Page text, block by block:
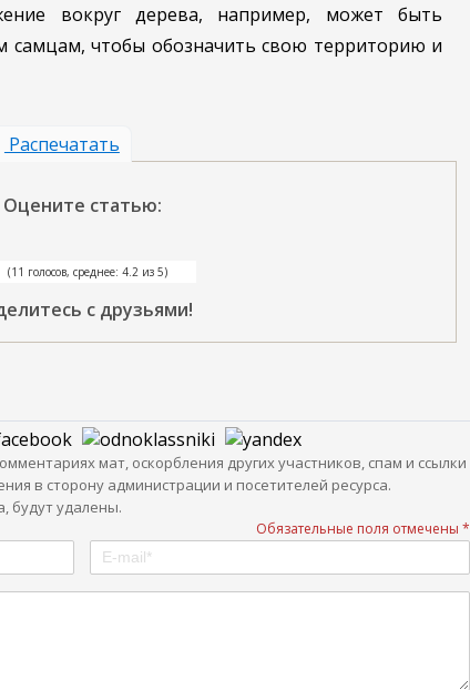
вокруг дерева, например, может быть
самцам, чтобы обозначить свою территорию и
Распечатать
Оцените статью:
(11 голосов, среднее: 4.2 из 5)
с друзьями!
мат, оскорбления других участников, спам и ссылки
в сторону администрации и посетителей ресурса.
будут удалены.
Обязательные поля отмечены *